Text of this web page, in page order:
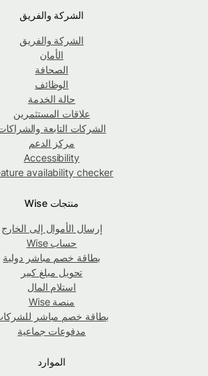
الشركة والفريق
الشركة والفريق
الأمان
الصحافة
الوظائف
حالة الخدمة
علاقات المستثمرين
الشركات التابعة والشراكات
مركز الدعم
Accessibility
Feature availability checker
منتجات Wise
إرسال الأموال إلى الخارج
حساب Wise
بطاقة خصم مباشر دولية
تحويل مبلغ كبير
استلام المال
منصة Wise
بطاقة خصم مباشر للشركات
مدفوعات جماعية
الموارد